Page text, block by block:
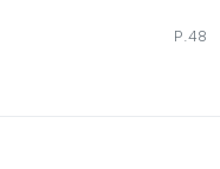
P.48